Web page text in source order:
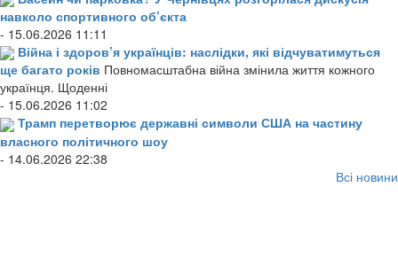
навколо спортивного об’єкта
- 15.06.2026 11:11
Війна і здоров’я українців: наслідки, які відчуватимуться
ще багато років Повномасштабна війна змінила життя кожного
українця. Щоденні
- 15.06.2026 11:02
Трамп перетворює державні символи США на частину
власного політичного шоу
- 14.06.2026 22:38
Всі новини